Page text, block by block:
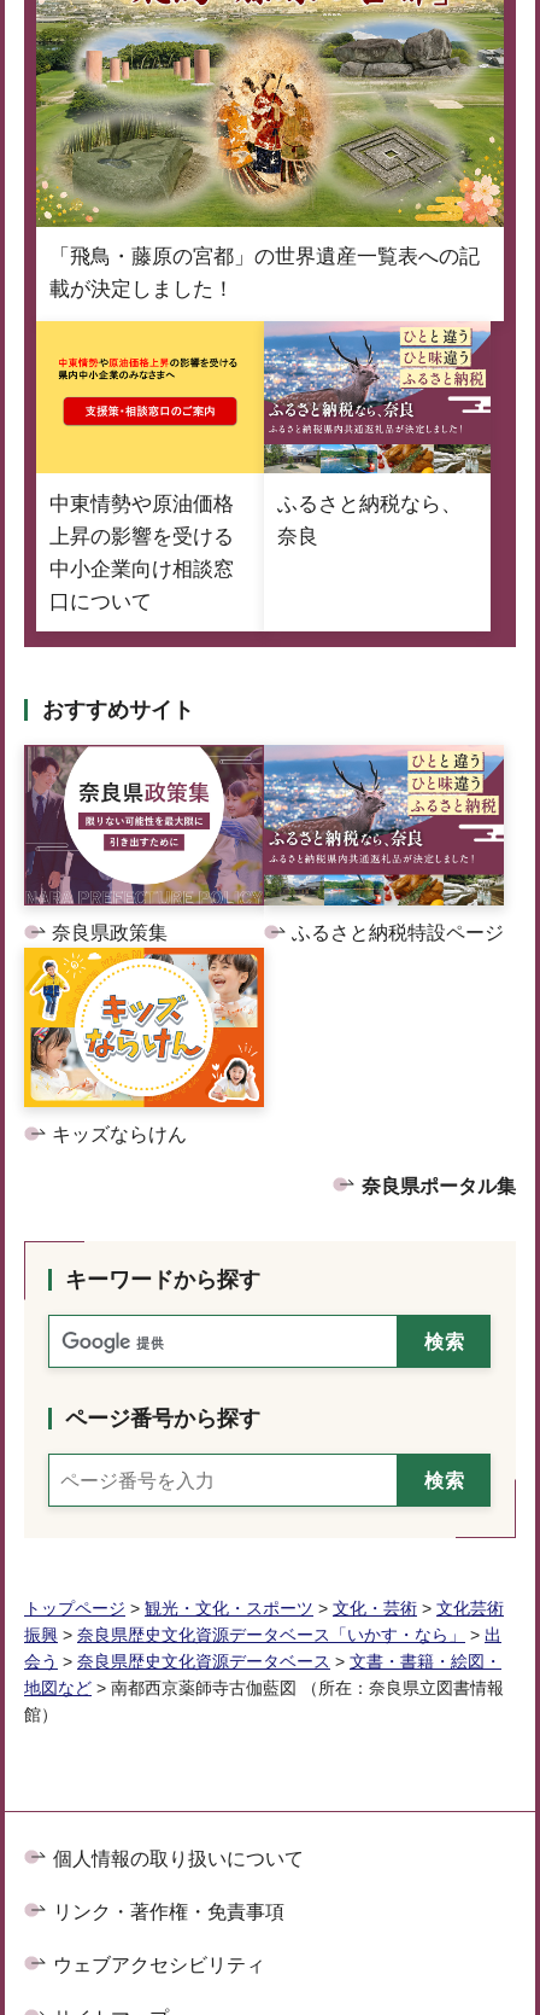
「飛鳥・藤原の宮都」の世界遺産一覧表への記
載が決定しました！
中東情勢や原油価格
上昇の影響を受ける
中小企業向け相談窓
口について
ふるさと納税なら、
奈良
おすすめサイト
奈良県政策集 ふるさと納税特設ページ
キッズならけん
奈良県ポータル集
キーワードから探す
ページ番号から探す
トップページ > 観光・文化・スポーツ > 文化・芸術 > 文化芸術
振興 > 奈良県歴史文化資源データベース「いかす・なら」 > 出
会う > 奈良県歴史文化資源データベース > 文書・書籍・絵図・
地図など > 南都西京薬師寺古伽藍図 （所在：奈良県立図書情報
館）
個人情報の取り扱いについて
リンク・著作権・免責事項
ウェブアクセシビリティ